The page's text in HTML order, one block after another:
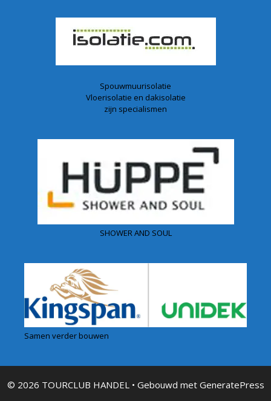
Spouwmuurisolatie
Vloerisolatie en dakisolatie
zijn specialismen
SHOWER AND SOUL
Samen verder bouwen
© 2026 TOURCLUB HANDEL • Gebouwd met GeneratePress